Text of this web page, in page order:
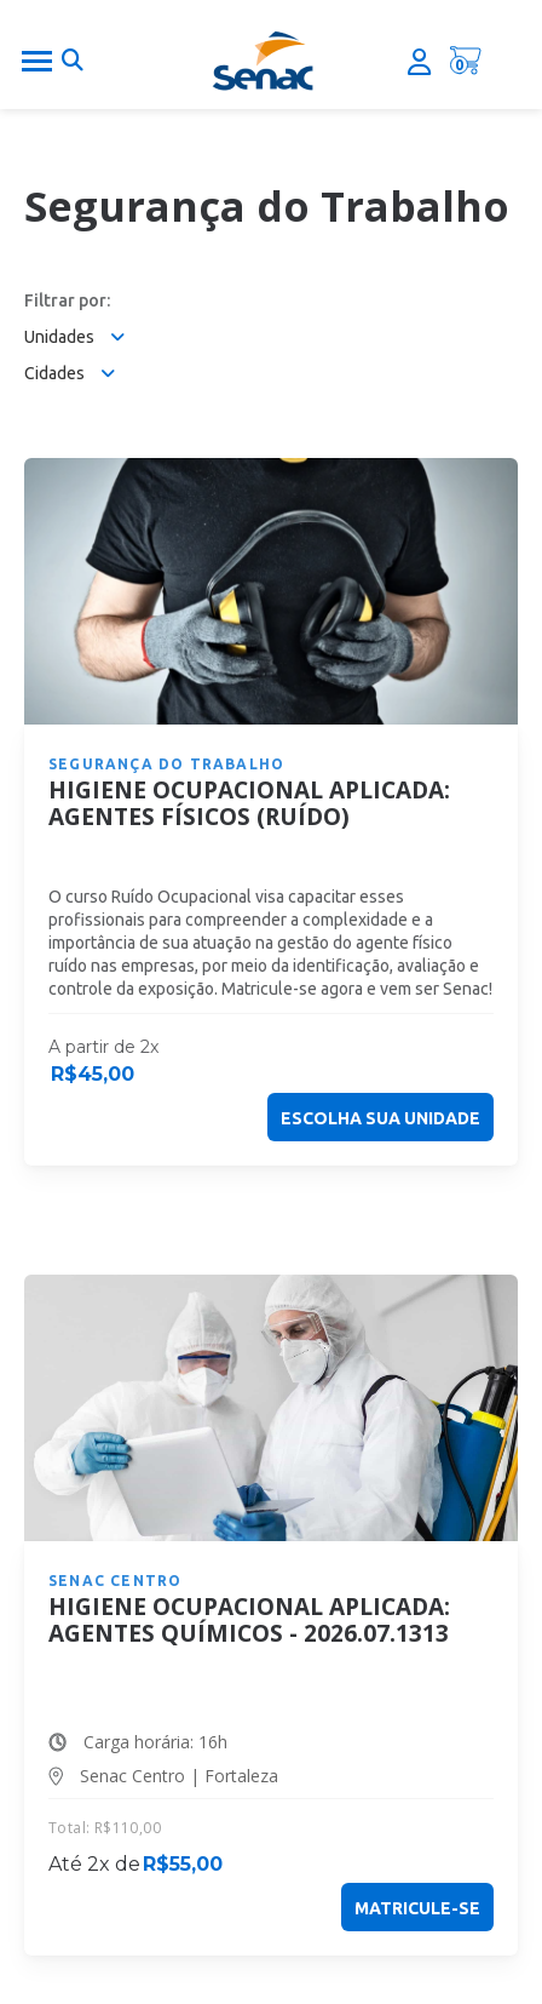
0
Segurança do Trabalho
Filtrar por:
Unidades
Cidades
SEGURANÇA DO TRABALHO
HIGIENE OCUPACIONAL APLICADA:
AGENTES FÍSICOS (RUÍDO)
O curso Ruído Ocupacional visa capacitar esses
profissionais para compreender a complexidade e a
importância de sua atuação na gestão do agente físico
ruído nas empresas, por meio da identificação, avaliação e
controle da exposição. Matricule-se agora e vem ser Senac!
A partir de 2x
R$45,00
ESCOLHA SUA UNIDADE
SENAC CENTRO
HIGIENE OCUPACIONAL APLICADA:
AGENTES QUÍMICOS - 2026.07.1313
Carga horária: 16h
Senac Centro | Fortaleza
Total: R$110,00
Até 2x de R$55,00
MATRICULE-SE